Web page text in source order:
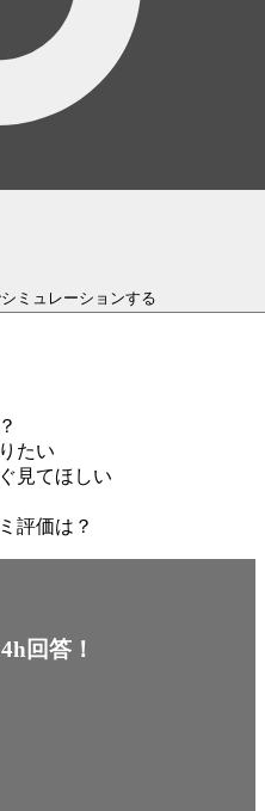
ミュレーションする
たい
見てほしい
評価は？
回答！